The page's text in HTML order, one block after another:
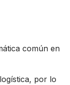
común en
por lo